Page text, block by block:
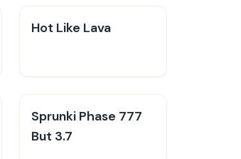
Hot Like Lava
Sprunki Phase 777
But 3.7